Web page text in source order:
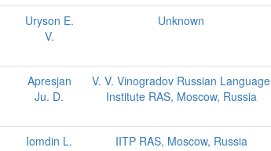
Uryson E.
V.
Unknown
Apresjan
Ju. D.
V. V. Vinogradov Russian Language
Institute RAS, Moscow, Russia
Iomdin L.
IITP RAS, Moscow, Russia